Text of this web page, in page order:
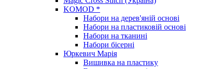
KOMOD *
Набори на дерев'яній основі
Набори на пластиковій основі
Набори на тканині
Набори бісерні
Юркевич Марія
Вишивка на пластику